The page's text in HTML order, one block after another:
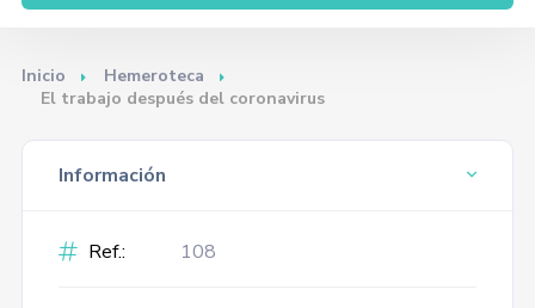
Inicio
Hemeroteca
El trabajo después del coronavirus
Información
Ref.: 108